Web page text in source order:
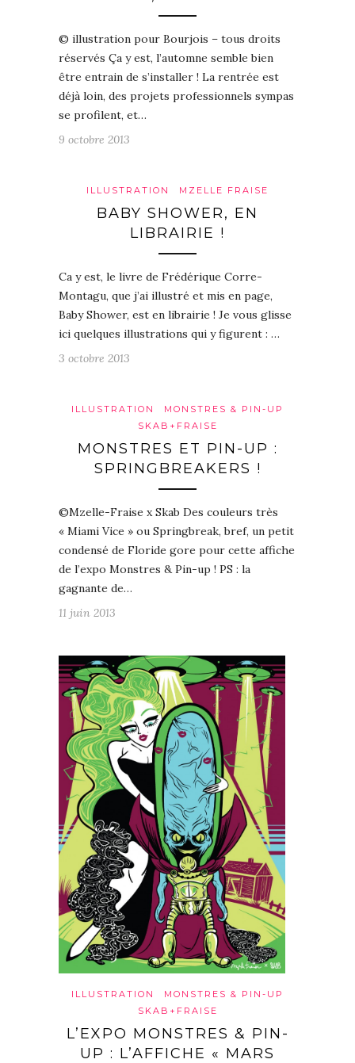
© illustration pour Bourjois – tous droits
réservés Ça y est, l’automne semble bien
être entrain de s’installer ! La rentrée est
déjà loin, des projets professionnels sympas
se profilent, et…
9 octobre 2013
ILLUSTRATION MZELLE FRAISE
BABY SHOWER, EN
LIBRAIRIE !
Ca y est, le livre de Frédérique Corre-
Montagu, que j’ai illustré et mis en page,
Baby Shower, est en librairie ! Je vous glisse
ici quelques illustrations qui y figurent : …
3 octobre 2013
ILLUSTRATION
MONSTRES & PIN-UP
SKAB+FRAISE
MONSTRES ET PIN-UP :
SPRINGBREAKERS !
©Mzelle-Fraise x Skab Des couleurs très
« Miami Vice » ou Springbreak, bref, un petit
condensé de Floride gore pour cette affiche
de l’expo Monstres & Pin-up ! PS : la
gagnante de…
11 juin 2013
ILLUSTRATION
MONSTRES & PIN-UP
SKAB+FRAISE
L’EXPO MONSTRES & PIN-
UP : L’AFFICHE « MARS